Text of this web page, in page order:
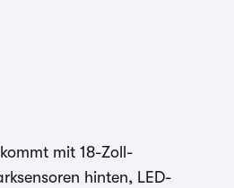
mit 18-Zoll-
hinten, LED-